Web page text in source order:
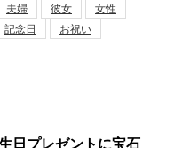
夫婦 彼女
女性
記念日
お祝い
日プレゼントに宝石